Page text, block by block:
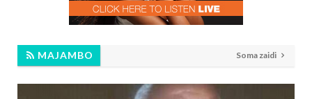
MAJAMBO Soma zaidi